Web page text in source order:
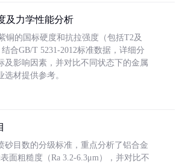
及力学性能分析
铜的国标硬度和抗拉强度（包括T2及
合GB/T 5231-2012标准数据，详细分
及影响因素，并对比不同状态下的金属
材提供参考。
砂目数的分级标准，重点分析了铝合金
面粗糙度（Ra 3.2-6.3μm），并对比不